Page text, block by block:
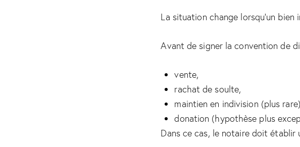
La situation change lorsqu’un bien
Avant de signer la convention de
vente,
rachat de soulte,
maintien en indivision (plus
donation (hypothèse plus
Dans ce cas, le notaire doit établir